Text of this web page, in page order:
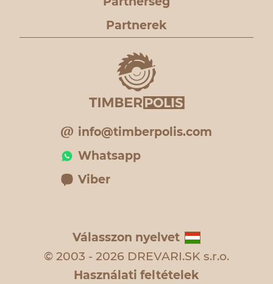
Partnerek
info@timberpolis.com
Whatsapp
Viber
Válasszon nyelvet
© 2003 - 2026 DREVARI.SK s.r.o.
Használati feltételek